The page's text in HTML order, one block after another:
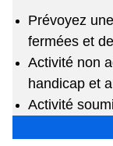
Prévoyez
fermées et
Activité non
handicap et
Activité